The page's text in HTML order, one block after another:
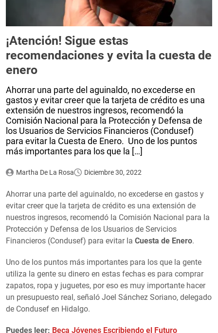
¡Atención! Sigue estas
recomendaciones y evita la cuesta de
enero
Ahorrar una parte del aguinaldo, no excederse en
gastos y evitar creer que la tarjeta de crédito es una
extensión de nuestros ingresos, recomendó la
Comisión Nacional para la Protección y Defensa de
los Usuarios de Servicios Financieros (Condusef)
para evitar la Cuesta de Enero. Uno de los puntos
más importantes para los que la […]
Martha De La Rosa Diciembre 30, 2022
Ahorrar una parte del aguinaldo, no excederse en gastos y
evitar creer que la tarjeta de crédito es una extensión de
nuestros ingresos, recomendó la Comisión Nacional para la
Protección y Defensa de los Usuarios de Servicios
Financieros (Condusef) para evitar la Cuesta de Enero.
Uno de los puntos más importantes para los que la gente
utiliza la gente su dinero en estas fechas es para comprar
zapatos, ropa y juguetes, por eso es muy importante hacer
un presupuesto real, señaló Joel Sánchez Soriano, delegado
de Condusef en Hidalgo.
Puedes leer: Beca Jóvenes Escribiendo el Futuro